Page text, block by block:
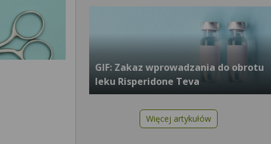
GIF: Zakaz wprowadzania do obrotu
leku Risperidone Teva
Więcej artykułów